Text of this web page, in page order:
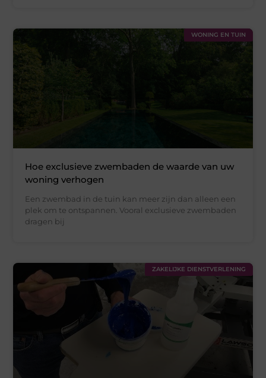
WONING EN TUIN
Hoe exclusieve zwembaden de waarde van uw
woning verhogen
Een zwembad in de tuin kan meer zijn dan alleen een
plek om te ontspannen. Vooral exclusieve zwembaden
dragen bij
ZAKELIJKE DIENSTVERLENING